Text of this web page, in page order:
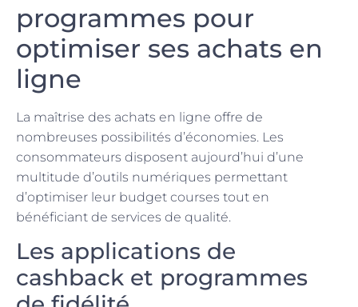
programmes pour
optimiser ses achats en
ligne
La maîtrise des achats en ligne offre de
nombreuses possibilités d’économies. Les
consommateurs disposent aujourd’hui d’une
multitude d’outils numériques permettant
d’optimiser leur budget courses tout en
bénéficiant de services de qualité.
Les applications de
cashback et programmes